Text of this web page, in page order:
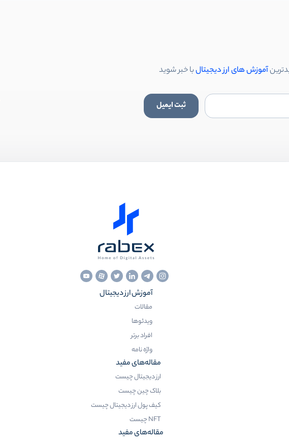
آموزش های ارز دیجیتالبا خبر شوید
ثبت ایمیل
آموزش ارز دیجیتال
مقالات
ویدئوها
افراد برتر
واژه نامه
مقاله‌های مفید
ارز دیجیتال چیست
بلاک چین چیست
کیف پول ارز دیجیتال چیست
NFT چیست
مقاله‌های مفید